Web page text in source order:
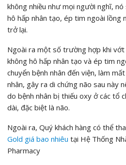
không nhiều như mọi người nghĩ,
hô hấp nhân tạo, ép tim ngoài lồng
trở lại.
Ngoài ra một số trường hợp khi
không hô hấp nhân tạo và ép tim
chuyển bệnh nhân đến viện, làm
nhân, gây ra di chứng não sau này
do bệnh nhân bị thiếu oxy ở các tổ
dài, đặc biệt là não.
Ngoài ra, Quý khách hàng có thể
Gold giá bao nhiêu tại Hệ Thống
Pharmacy